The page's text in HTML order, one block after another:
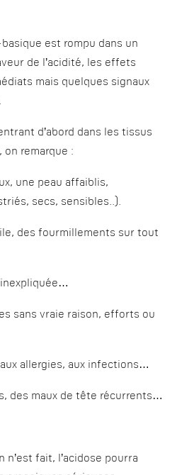
est rompu dans un
de l’acidité, les effets
mais quelques signaux
d’abord dans les tissus
remarque :
une peau affaiblis,
secs, sensibles..).
des fourmillements sur tout
sans vraie raison, efforts ou
allergies, aux infections…
des maux de tête récurrents…
n’est fait, l’acidose pourra